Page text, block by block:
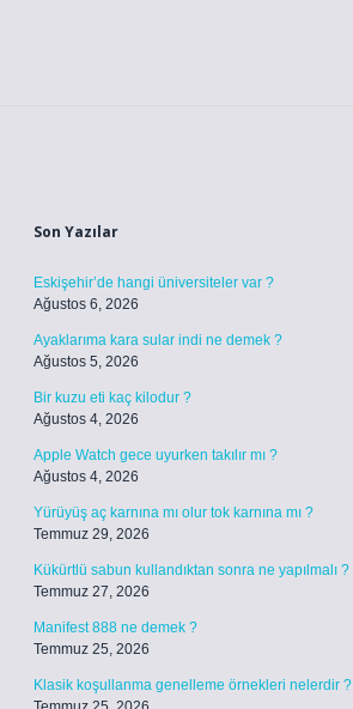
Son Yazılar
Eskişehir’de hangi üniversiteler var ?
Ağustos 6, 2026
Ayaklarıma kara sular indi ne demek ?
Ağustos 5, 2026
Bir kuzu eti kaç kilodur ?
Ağustos 4, 2026
Apple Watch gece uyurken takılır mı ?
Ağustos 4, 2026
Yürüyüş aç karnına mı olur tok karnına mı ?
Temmuz 29, 2026
Kükürtlü sabun kullandıktan sonra ne yapılmalı ?
Temmuz 27, 2026
Manifest 888 ne demek ?
Temmuz 25, 2026
Klasik koşullanma genelleme örnekleri nelerdir ?